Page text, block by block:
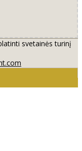
svetainės turinį